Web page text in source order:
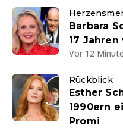
Barbara
17
Vor 12
Rückblick
Esther
1990ern
Promi